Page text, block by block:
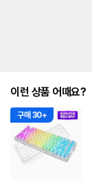
이런 상품 어때요?
구매 30+